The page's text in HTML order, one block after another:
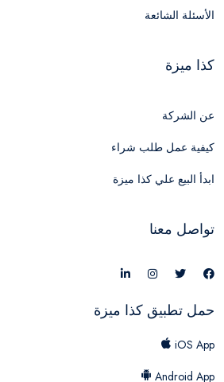
الأسئلة الشائعة
كذا ميزة
عن الشركة
كيفية عمل طلب شراء
ابدأ البيع علي كذا ميزة
تواصل معنا
حمل تطبيق كذا ميزة
iOS App
Android App